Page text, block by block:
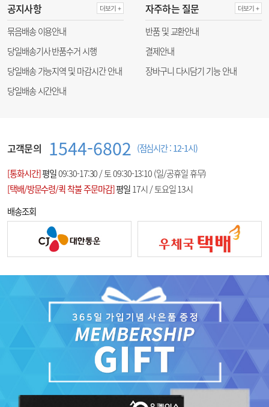
공지사항 더보기 +
묶음배송 이용안내
당일배송기사 반품수거 시행
당일배송 가능지역 및 마감시간 안내
당일배송 시간안내
자주하는 질문 더보기 +
반품 및 교환안내
결제안내
장바구니 다시담기 기능 안내
고객문의 1544-6802 (점심시간 : 12-1시)
[통화시간]평일09:30-17:30 / 토 09:30-13:10 (일/공휴일 휴무)
[택배/방문수령/퀵 착불 주문마감]평일 17시 / 토요일 13시
배송조회